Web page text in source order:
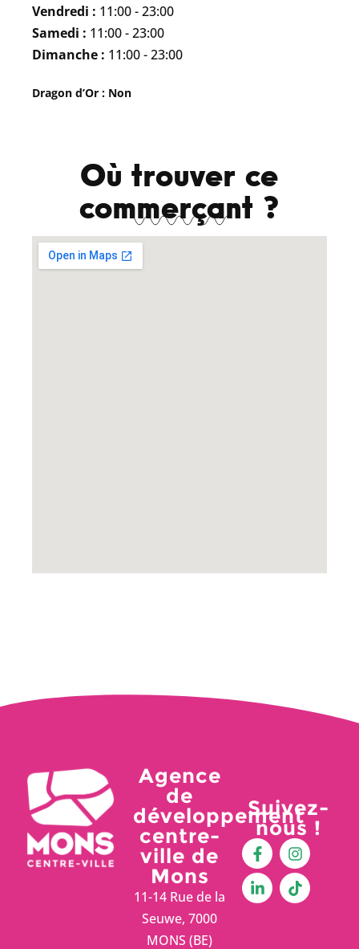
Vendredi : 11:00 - 23:00
Samedi : 11:00 - 23:00
Dimanche : 11:00 - 23:00
Dragon d’Or : Non
Où trouver ce
commerçant ?
Agence
de
développement
centre-
ville de
Mons
11-14 Rue de la
Seuwe, 7000
MONS (BE)
Suivez-
nous !